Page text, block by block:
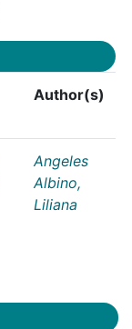
Author(s)
Angeles
Albino,
Liliana